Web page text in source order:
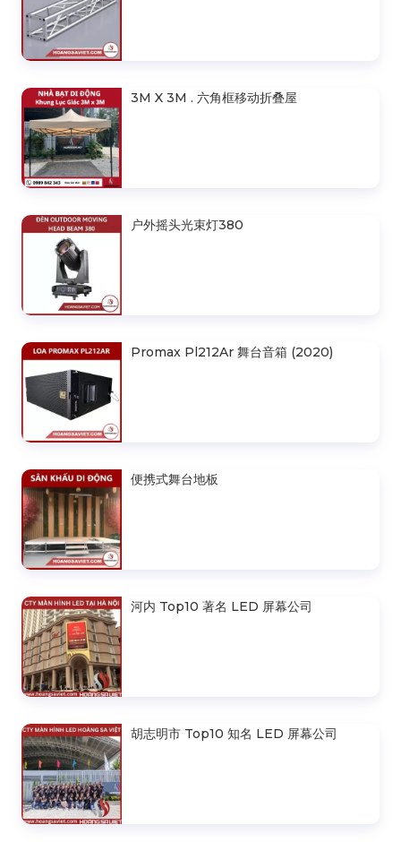
3M X 3M . 六角框移动折叠屋
户外摇头光束灯380
Promax Pl212Ar 舞台音箱 (2020)
便携式舞台地板
河内 Top10 著名 LED 屏幕公司
胡志明市 Top10 知名 LED 屏幕公司